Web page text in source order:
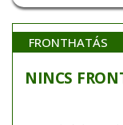
FRONTHATÁS
NINCS